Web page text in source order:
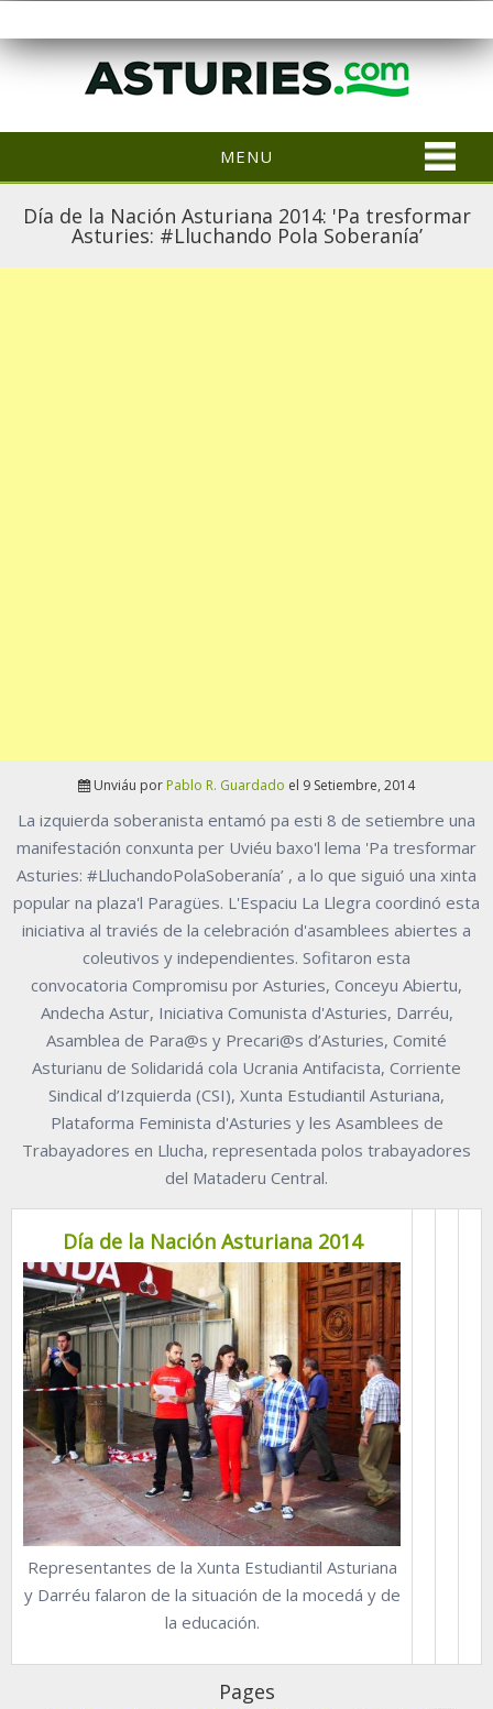
MENU
Día de la Nación Asturiana 2014: 'Pa tresformar
Asturies: #Lluchando Pola Soberanía’
Unviáu por Pablo R. Guardado el 9 Setiembre, 2014
La izquierda soberanista entamó pa esti 8 de setiembre una
manifestación conxunta per Uviéu baxo'l lema 'Pa tresformar
Asturies: #LluchandoPolaSoberanía’ , a lo que siguió una xinta
popular na plaza'l Paragües. L'Espaciu La Llegra coordinó esta
iniciativa al traviés de la celebración d'asamblees abiertes a
coleutivos y independientes. Sofitaron esta
convocatoria Compromisu por Asturies, Conceyu Abiertu,
Andecha Astur, Iniciativa Comunista d'Asturies, Darréu,
Asamblea de Para@s y Precari@s d’Asturies, Comité
Asturianu de Solidaridá cola Ucrania Antifacista, Corriente
Sindical d’Izquierda (CSI), Xunta Estudiantil Asturiana,
Plataforma Feminista d'Asturies y les Asamblees de
Trabayadores en Llucha, representada polos trabayadores
del Mataderu Central.
Día de la Nación Asturiana 2014
Representantes de la Xunta Estudiantil Asturiana
y Darréu falaron de la situación de la mocedá y de
la educación.
Pages